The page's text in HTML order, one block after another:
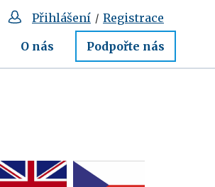
O nás Podpořte nás
Přihlášení / Registrace